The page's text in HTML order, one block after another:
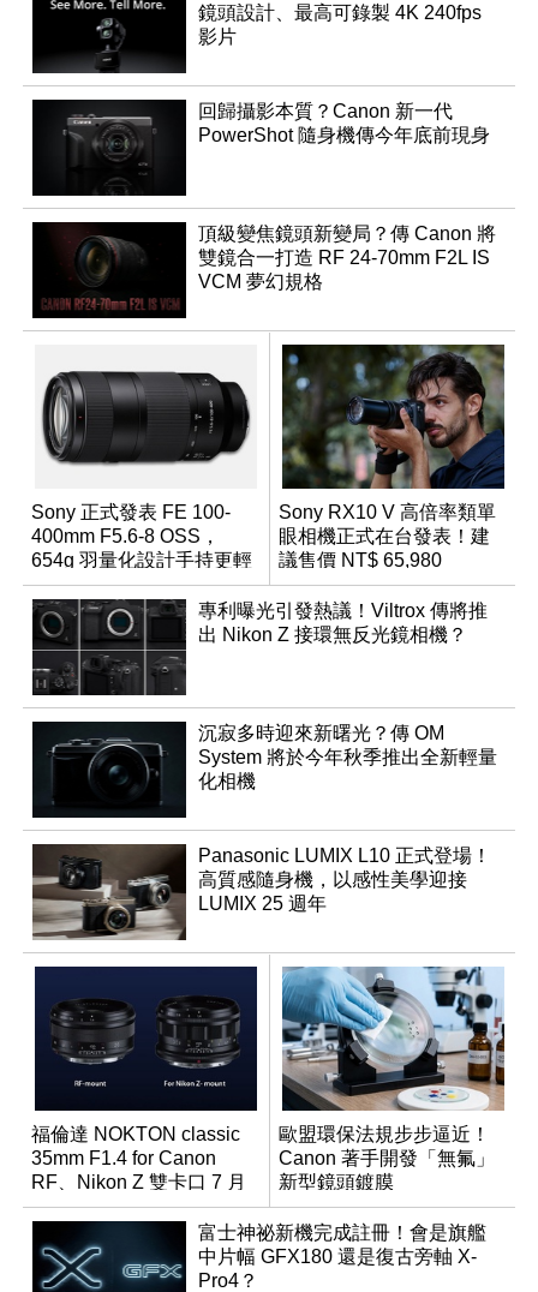
鏡頭設計、最高可錄製 4K 240fps
影片
回歸攝影本質？Canon 新一代
PowerShot 隨身機傳今年底前現身
頂級變焦鏡頭新變局？傳 Canon 將
雙鏡合一打造 RF 24-70mm F2L IS
VCM 夢幻規格
Sony 正式發表 FE 100-
400mm F5.6-8 OSS，
654g 羽量化設計手持更輕
鬆
Sony RX10 V 高倍率類單
眼相機正式在台發表！建
議售價 NT$ 65,980
專利曝光引發熱議！Viltrox 傳將推
出 Nikon Z 接環無反光鏡相機？
沉寂多時迎來新曙光？傳 OM
System 將於今年秋季推出全新輕量
化相機
Panasonic LUMIX L10 正式登場！
高質感隨身機，以感性美學迎接
LUMIX 25 週年
福倫達 NOKTON classic
35mm F1.4 for Canon
RF、Nikon Z 雙卡口 7 月
同步登台
歐盟環保法規步步逼近！
Canon 著手開發「無氟」
新型鏡頭鍍膜
富士神祕新機完成註冊！會是旗艦
中片幅 GFX180 還是復古旁軸 X-
Pro4？